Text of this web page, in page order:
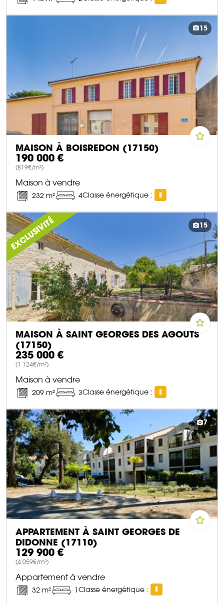
15
MAISON À BOISREDON (17150)
190 000 €
(819€/m²)
Maison à vendre
232 m² 4Classe énergétique : E
DÉCOUVRIR CE BIEN
EXCLUSIVITÉ 15
MAISON À SAINT GEORGES DES AGOUTS
(17150)
235 000 €
(1 124€/m²)
Maison à vendre
209 m² 3Classe énergétique : E
DÉCOUVRIR CE BIEN
7
APPARTEMENT À SAINT GEORGES DE
DIDONNE (17110)
129 900 €
(4 059€/m²)
Appartement à vendre
32 m² 1Classe énergétique : E